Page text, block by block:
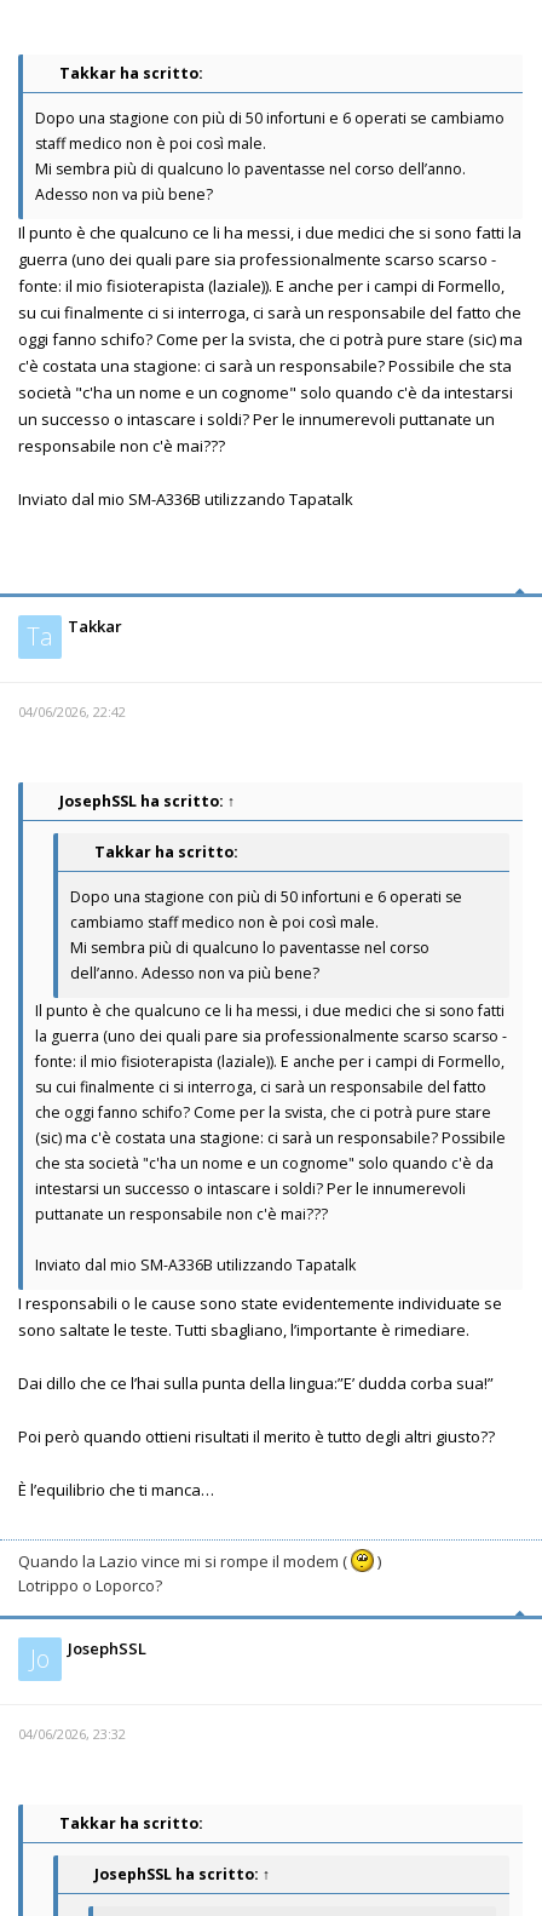
Takkar ha scritto:
Dopo una stagione con più di 50 infortuni e 6 operati se cambiamo
staff medico non è poi così male.
Mi sembra più di qualcuno lo paventasse nel corso dell’anno.
Adesso non va più bene?
Il punto è che qualcuno ce li ha messi, i due medici che si sono fatti la
guerra (uno dei quali pare sia professionalmente scarso scarso -
fonte: il mio fisioterapista (laziale)). E anche per i campi di Formello,
su cui finalmente ci si interroga, ci sarà un responsabile del fatto che
oggi fanno schifo? Come per la svista, che ci potrà pure stare (sic) ma
c'è costata una stagione: ci sarà un responsabile? Possibile che sta
società "c'ha un nome e un cognome" solo quando c'è da intestarsi
un successo o intascare i soldi? Per le innumerevoli puttanate un
responsabile non c'è mai???
Inviato dal mio SM-A336B utilizzando Tapatalk
Ta Takkar
04/06/2026, 22:42
JosephSSL ha scritto: ↑
Takkar ha scritto:
Dopo una stagione con più di 50 infortuni e 6 operati se
cambiamo staff medico non è poi così male.
Mi sembra più di qualcuno lo paventasse nel corso
dell’anno. Adesso non va più bene?
Il punto è che qualcuno ce li ha messi, i due medici che si sono fatti
la guerra (uno dei quali pare sia professionalmente scarso scarso -
fonte: il mio fisioterapista (laziale)). E anche per i campi di Formello,
su cui finalmente ci si interroga, ci sarà un responsabile del fatto
che oggi fanno schifo? Come per la svista, che ci potrà pure stare
(sic) ma c'è costata una stagione: ci sarà un responsabile? Possibile
che sta società "c'ha un nome e un cognome" solo quando c'è da
intestarsi un successo o intascare i soldi? Per le innumerevoli
puttanate un responsabile non c'è mai???
Inviato dal mio SM-A336B utilizzando Tapatalk
I responsabili o le cause sono state evidentemente individuate se
sono saltate le teste. Tutti sbagliano, l’importante è rimediare.
Dai dillo che ce l’hai sulla punta della lingua:”E’ dudda corba sua!”
Poi però quando ottieni risultati il merito è tutto degli altri giusto??
È l’equilibrio che ti manca…
Quando la Lazio vince mi si rompe il modem (
)
Lotrippo o Loporco?
Jo JosephSSL
04/06/2026, 23:32
Takkar ha scritto:
JosephSSL ha scritto: ↑